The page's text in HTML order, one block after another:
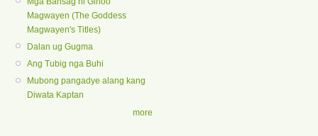
Magwayen (The Goddess
Magwayen's Titles)
Dalan ug Gugma
Ang Tubig nga Buhi
Mubong pangadye alang kang
Diwata Kaptan
more